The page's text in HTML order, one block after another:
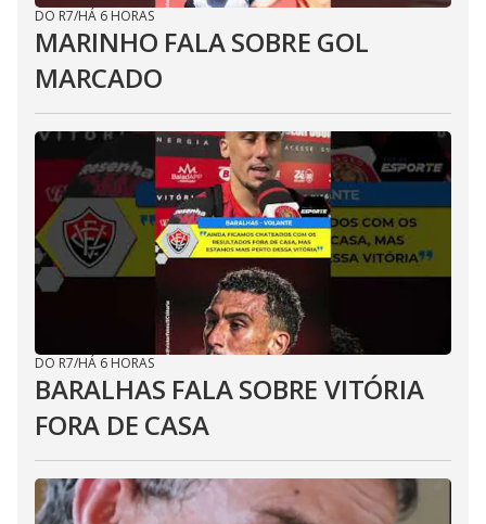
DO R7/HÁ 6 HORAS
MARINHO FALA SOBRE GOL
MARCADO
DO R7/HÁ 6 HORAS
BARALHAS FALA SOBRE VITÓRIA
FORA DE CASA